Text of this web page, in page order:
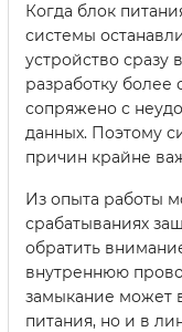
Когда блок
системы
устройство сразу
разработку
сопряжено с
данных. Поэтому
причин крайне
Из опыта работы
срабатываниях
обратить
внутреннюю
замыкание может
питания, но и в